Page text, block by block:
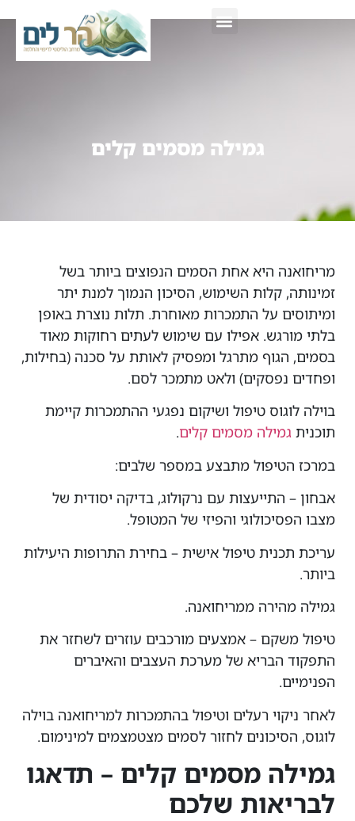
גמילה מסמים קלים
מריחואנה היא אחת הסמים הנפוצים ביותר בשל
זמינותה, קלות השימוש, הסיכון הנמוך למנת יתר
ומיתוסים על התמכרות מאוחרת. תלות נוצרת באופן
בלתי מורגש. אפילו עם שימוש לעתים רחוקות מאוד
בסמים, הגוף מתרגל ומפסיק לאותת על סכנה (בחילות,
ופחדים נפסקים) ולאט מתמכר לסם.
בוילה לוגוס טיפול ושיקום נפגעי ההתמכרות קיימת
תוכנית גמילה מסמים קלים.
במרכז הטיפול מתבצע במספר שלבים:
אבחון – התייעצות עם נרקולוג, בדיקה יסודית של
מצבו הפסיכולוגי והפיזי של המטופל.
עריכת תכנית טיפול אישית – בחירת התרופות היעילות
ביותר.
גמילה מהירה ממריחואנה.
טיפול משקם – אמצעים מורכבים עוזרים לשחזר את
התפקוד הבריא של מערכת העצבים והאיברים
הפנימיים.
לאחר ניקוי רעלים וטיפול בהתמכרות למריחואנה בוילה
לוגוס, הסיכונים לחזור לסמים מצטמצמים למינימום.
גמילה מסמים קלים – תדאגו
לבריאות שלכם